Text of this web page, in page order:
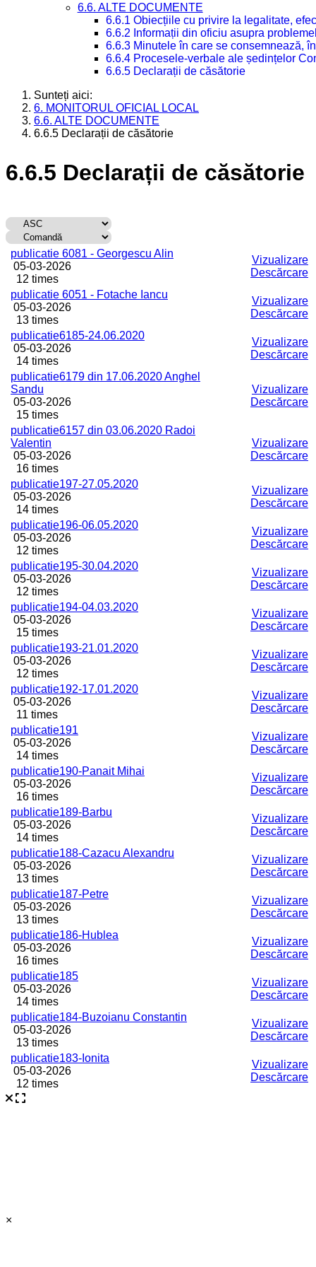
6.6. ALTE DOCUMENTE
6.6.1 Obiecțiile cu privire la legalitate,
6.6.2 Informații din oficiu asupra
6.6.3 Minutele în care se consemnează,
6.6.4 Procesele-verbale ale ședințelor
6.6.5 Declarații de căsătorie
Sunteți aici:
6. MONITORUL OFICIAL LOCAL
6.6. ALTE DOCUMENTE
6.6.5 Declarații de căsătorie
6.6.5 Declarații de căsătorie
Titlu
Descărcare
publicatie 6081 - Georgescu Alin
05-03-2026
12 times
Vizualizare
Descărcare
publicatie 6051 - Fotache Iancu
05-03-2026
13 times
Vizualizare
Descărcare
publicatie6185-24.06.2020
05-03-2026
14 times
Vizualizare
Descărcare
publicatie6179 din 17.06.2020 Anghel
Sandu
05-03-2026
15 times
Vizualizare
Descărcare
publicatie6157 din 03.06.2020 Radoi
Valentin
05-03-2026
16 times
Vizualizare
Descărcare
publicatie197-27.05.2020
05-03-2026
14 times
Vizualizare
Descărcare
publicatie196-06.05.2020
05-03-2026
12 times
Vizualizare
Descărcare
publicatie195-30.04.2020
05-03-2026
12 times
Vizualizare
Descărcare
publicatie194-04.03.2020
05-03-2026
15 times
Vizualizare
Descărcare
publicatie193-21.01.2020
05-03-2026
12 times
Vizualizare
Descărcare
publicatie192-17.01.2020
05-03-2026
11 times
Vizualizare
Descărcare
publicatie191
05-03-2026
14 times
Vizualizare
Descărcare
publicatie190-Panait Mihai
05-03-2026
16 times
Vizualizare
Descărcare
publicatie189-Barbu
05-03-2026
14 times
Vizualizare
Descărcare
publicatie188-Cazacu Alexandru
05-03-2026
13 times
Vizualizare
Descărcare
publicatie187-Petre
05-03-2026
13 times
Vizualizare
Descărcare
publicatie186-Hublea
05-03-2026
16 times
Vizualizare
Descărcare
publicatie185
05-03-2026
14 times
Vizualizare
Descărcare
publicatie184-Buzoianu Constantin
05-03-2026
13 times
Vizualizare
Descărcare
publicatie183-Ionita
05-03-2026
12 times
Vizualizare
Descărcare
×